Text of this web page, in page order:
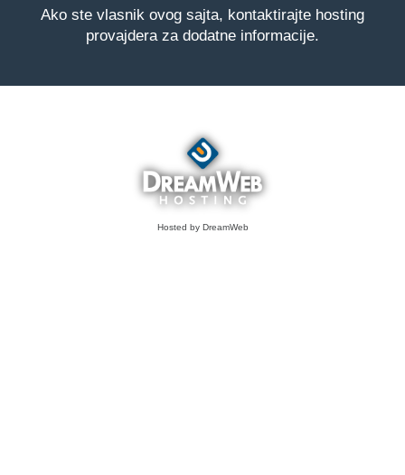
Ako ste vlasnik ovog sajta, kontaktirajte hosting
provajdera za dodatne informacije.
Hosted by DreamWeb